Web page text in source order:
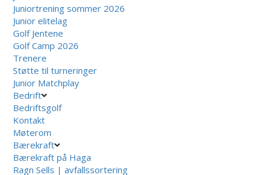
Juniortrening sommer 2026
Junior elitelag
Golf Jentene
Golf Camp 2026
Trenere
Støtte til turneringer
Junior Matchplay
Bedrift
Bedriftsgolf
Kontakt
Møterom
Bærekraft
Bærekraft på Haga
Ragn Sells | avfallssortering